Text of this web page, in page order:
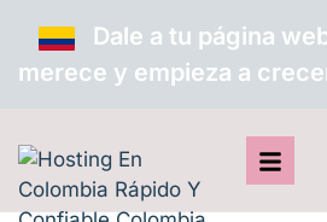
Dale a tu página
merece y empieza a